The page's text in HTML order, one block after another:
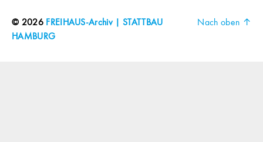
© 2026 FREIHAUS-Archiv | STATTBAU
HAMBURG
Nach oben ↑